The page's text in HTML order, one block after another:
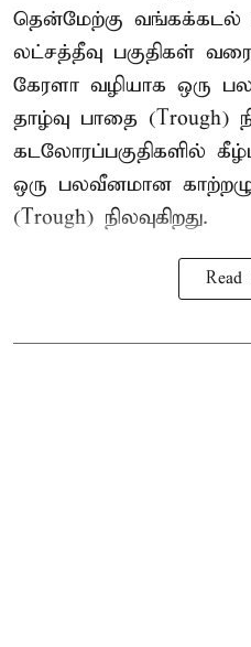
தென்மேற்கு வங்கக்கடல்
லட்சத்தீவு பகுதிகள்
கேரளா வழியாக ஒரு
தாழ்வு பாதை (Trough)
கடலோரப்பகுதிகளில்
ஒரு பலவீனமான
(Trough) நிலவுகிறது.
Read